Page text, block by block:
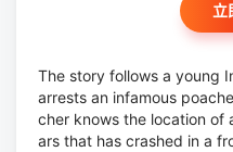
立
The story follows a young
arrests an infamous
cher knows the location of
ars that has crashed in a